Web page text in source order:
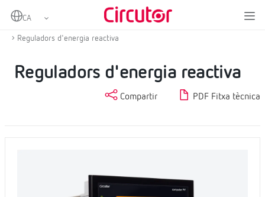
Home
Reguladors d'energia reactiva
Reguladors d'energia reactiva
Compartir PDF Fitxa tècnica